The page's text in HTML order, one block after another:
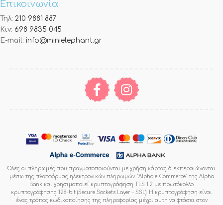
Επικοινωνία
Τηλ: 210 9881 887
Κιν: 698 9835 045
E-mail: info@minielephant.gr
Όλες οι πληρωμές που πραγματοποιούνται με χρήση κάρτας διεκπεραιώνονται
μέσω της πλατφόρμας ηλεκτρονικών πληρωμών “Alpha e-Commerce” της Alpha
Bank και χρησιμοποιεί κρυπτογράφηση TLS 1.2 με πρωτόκολλο
κρυπτογράφησης 128-bit (Secure Sockets Layer – SSL). Η κρυπτογράφηση είναι
ένας τρόπος κωδικοποίησης της πληροφορίας μέχρι αυτή να φτάσει στον